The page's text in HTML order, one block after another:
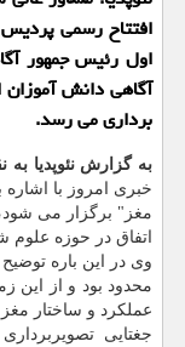
افتتاح رسمی
اول رئیس جمهور
آگاهی دانش آموزان
برداری می رسد.
به گزارش نئوپدیا به
خبری امروز با اشاره
مغز" برگزار می
اتفاق در حوزه علوم
وی در این باره
محدود بود و از این
عملكرد و ساختار مغز
جغتایی